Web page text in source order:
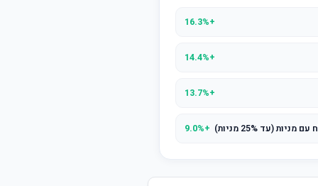
+16.3%
+14.4%
+13.7%
(עד 25% מניות) +9.0%